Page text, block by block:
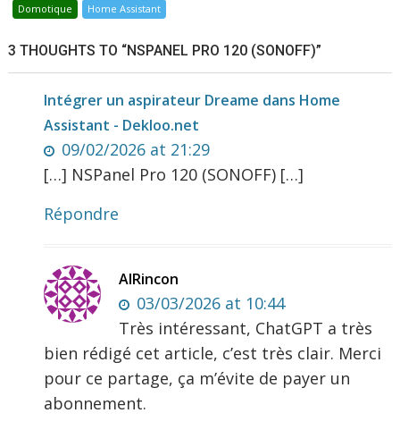
Domotique Home Assistant
3 THOUGHTS TO “NSPANEL PRO 120 (SONOFF)”
Intégrer un aspirateur Dreame dans Home
Assistant - Dekloo.net
09/02/2026 at 21:29
[…] NSPanel Pro 120 (SONOFF) […]
Répondre
AIRincon
03/03/2026 at 10:44
Très intéressant, ChatGPT a très
bien rédigé cet article, c’est très clair. Merci
pour ce partage, ça m’évite de payer un
abonnement.